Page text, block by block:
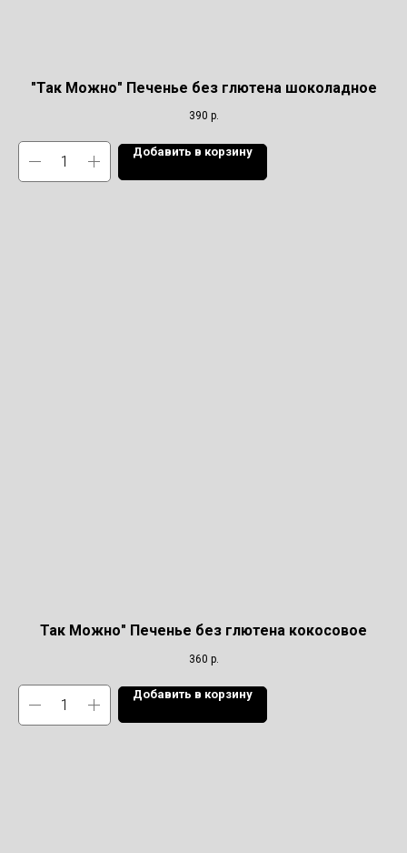
"Так Можно" Печенье без глютена шоколадное
390 р.
Добавить в корзину
Так Можно" Печенье без глютена кокосовое
360 р.
Добавить в корзину